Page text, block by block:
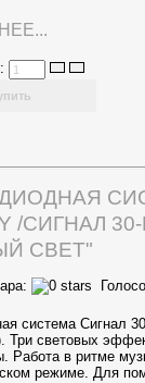
/СИГНАЛ 30-
СВЕТ"
система Сигнал
Три световых
Работа в ритме
режиме. Для